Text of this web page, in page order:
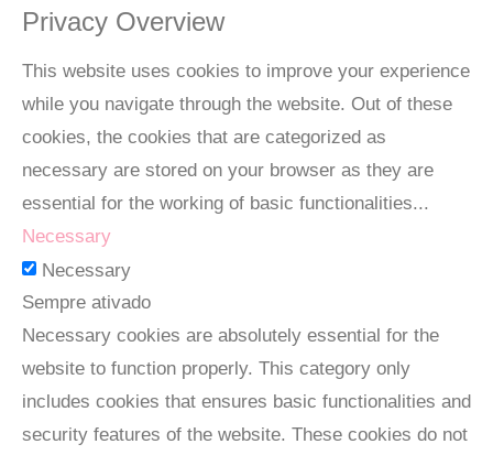
Privacy Overview
This website uses cookies to improve your experience
while you navigate through the website. Out of these
cookies, the cookies that are categorized as
necessary are stored on your browser as they are
essential for the working of basic functionalities...
Necessary
Necessary
Sempre ativado
Necessary cookies are absolutely essential for the
website to function properly. This category only
includes cookies that ensures basic functionalities and
security features of the website. These cookies do not